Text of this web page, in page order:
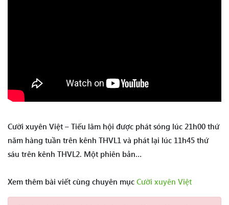
Cười xuyên Việt – Tiếu lâm hội được phát sóng lúc 21h00 thứ
năm hàng tuần trên kênh THVL1 và phát lại lúc 11h45 thứ
sáu trên kênh THVL2. Một phiên bản…
Xem thêm bài viết cùng chuyên mục Cười xuyên Việt